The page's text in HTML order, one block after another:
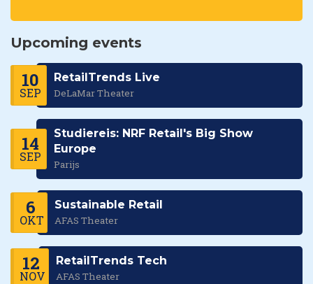
Upcoming events
10
SEP
RetailTrends Live
DeLaMar Theater
14
SEP
Studiereis: NRF Retail's Big Show
Europe
Parijs
6
OKT
Sustainable Retail
AFAS Theater
12
NOV
RetailTrends Tech
AFAS Theater